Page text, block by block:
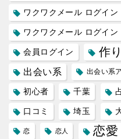
ワクワクメール ログイン
ワクワクメール ログイン
会員ログイン 作
出会い系 出会い系
初心者 千葉
口コミ 埼玉
恋 恋人 恋愛